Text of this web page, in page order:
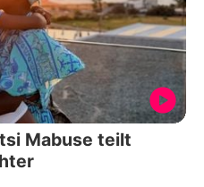
Mabuse teilt